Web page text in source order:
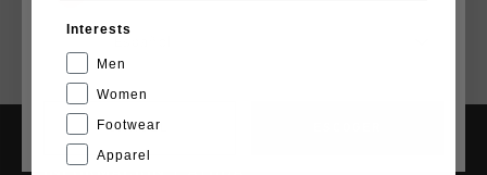
Devoluciones fáciles en 14 días
CANCEL
Interests
Men
Women
Footwear
Apparel